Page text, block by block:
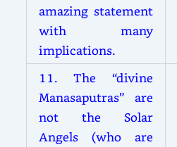
amazing statement
with many
implications.
11. The “divine
Manasaputras” are
not the Solar
Angels (who are